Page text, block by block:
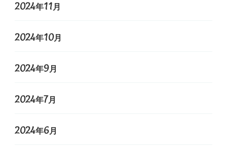
2024年11月
2024年10月
2024年9月
2024年7月
2024年6月